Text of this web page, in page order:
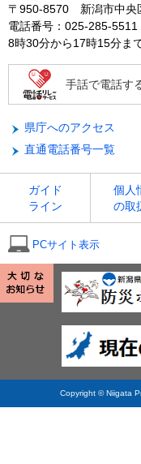
〒950-8570 新潟市中央
電話番号：025-285-5511
8時30分から17時15分ま
手話で電話す
県庁へのアクセス
直通電話番号一覧
ガイド
ライン
個人
の取
PCサイト表示
Copyright © Niigata